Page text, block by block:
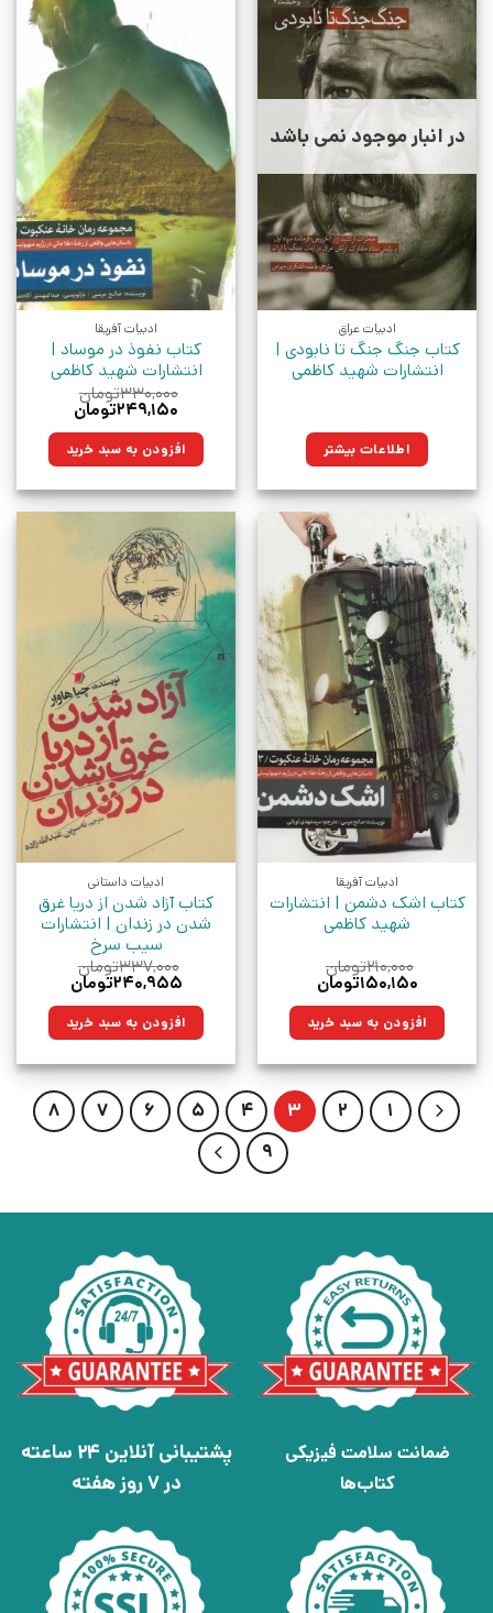
در انبار موجود نمی باشد
ادبیات عراق
کتاب جنگ جنگ تا نابودی |
انتشارات شهید کاظمی
اطلاعات بیشتر
ادبیات آفریقا
کتاب نفوذ در موساد |
انتشارات شهید کاظمی
۳۳۰,۰۰۰تومان
قیمت
۳۳۰,۰۰۰تومان
بود.
۲۴۹,۱۵۰تومان
۲۴۹,۱۵۰تومان.افزودن به سبد خرید
ادبیات آفریقا
کتاب اشک دشمن | انتشارات
شهید کاظمی
۲۱۰,۰۰۰تومان
قیمت
۲۱۰,۰۰۰تومان
بود.
۱۵۰,۱۵۰تومان
۱۵۰,۱۵۰تومان.افزودن به سبد خرید
ادبیات داستانی
کتاب آزاد شدن از دریا غرق
شدن در زندان | انتشارات
سیب سرخ
۳۳۷,۰۰۰تومان
قیمت
۳۳۷,۰۰۰تومان
بود.
۲۴۰,۹۵۵تومان
۲۴۰,۹۵۵تومان.افزودن به سبد خرید
1
2
3
4
5
6
7
8
9
ضمانت سلامت فیزیکی
کتاب‌ها
پشتیبانی آنلاین 24 ساعته
در 7 روز هفته